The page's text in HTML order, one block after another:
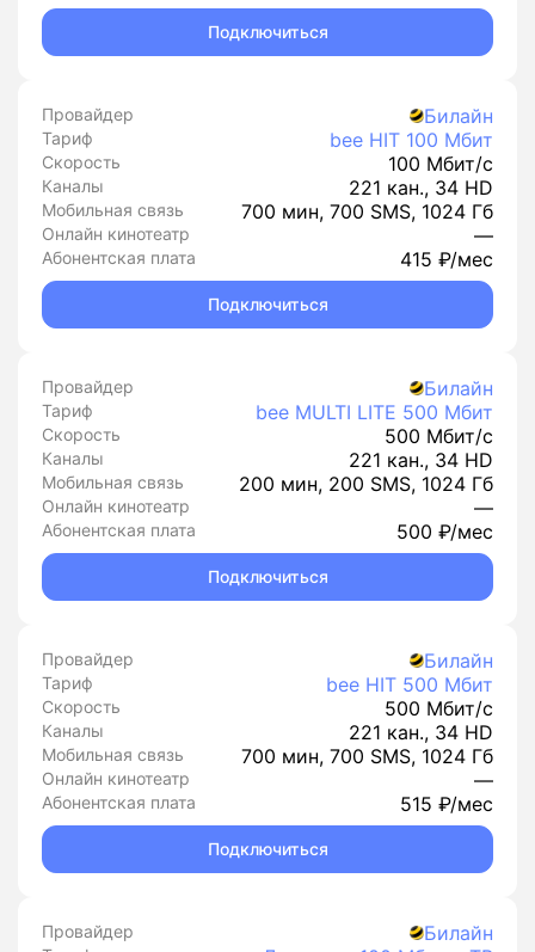
Подключиться
Провайдер Билайн
Тариф bee HIT 100 Мбит
Скорость 100 Мбит/с
Каналы 221 кан., 34 HD
Мобильная связь 700 мин, 700 SMS, 1024 Гб
Онлайн кинотеатр —
Абонентская плата 415 ₽/мес
Подключиться
Провайдер Билайн
Тариф bee MULTI LITE 500 Мбит
Скорость 500 Мбит/с
Каналы 221 кан., 34 HD
Мобильная связь 200 мин, 200 SMS, 1024 Гб
Онлайн кинотеатр —
Абонентская плата 500 ₽/мес
Подключиться
Провайдер Билайн
Тариф bee HIT 500 Мбит
Скорость 500 Мбит/с
Каналы 221 кан., 34 HD
Мобильная связь 700 мин, 700 SMS, 1024 Гб
Онлайн кинотеатр —
Абонентская плата 515 ₽/мес
Подключиться
Провайдер Билайн